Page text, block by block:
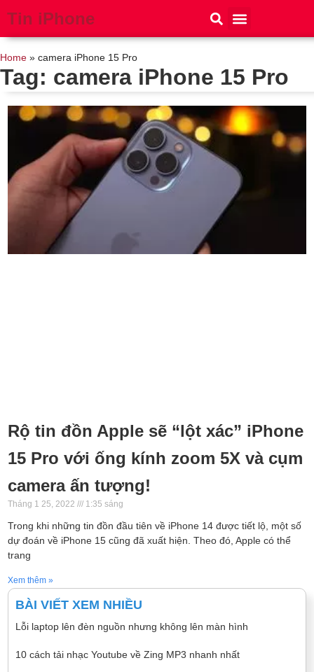
Tin iPhone
Home » camera iPhone 15 Pro
Tag: camera iPhone 15 Pro
Rộ tin đồn Apple sẽ “lột xác” iPhone
15 Pro với ống kính zoom 5X và cụm
camera ấn tượng!
Tháng 1 25, 2022 1:35 sáng
Trong khi những tin đồn đầu tiên về iPhone 14 được tiết lộ, một số
dự đoán về iPhone 15 cũng đã xuất hiện. Theo đó, Apple có thể
trang
Xem thêm »
BÀI VIẾT XEM NHIỀU
Lỗi laptop lên đèn nguồn nhưng không lên màn hình
10 cách tải nhạc Youtube về Zing MP3 nhanh nhất